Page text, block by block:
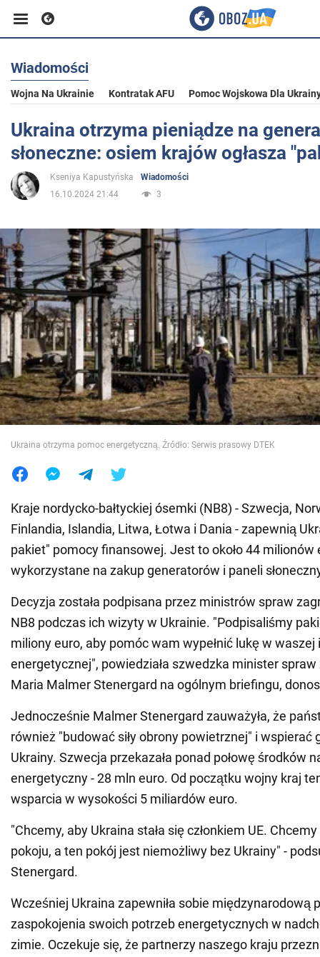
Biznes
Sport
Rozrywka
Polityka
Społeczeństwo
Wojna na Ukrainie
Świat
Jedzenie
Wiadomości
Wojna Na Ukrainie Kontratak AFU Pomoc Wojskowa Dla
Ukraina otrzyma pieniądze na
słoneczne: osiem krajów ogłasza
Kseniya Kapustyńska
Wiadomości
16.10.2024 21:44
3
Ukraina otrzyma pomoc energetyczną. Źródło: Serwis prasowy DTEK
Kraje nordycko-bałtyckiej ósemki (NB8) - Szwecja,
Finlandia, Islandia, Litwa, Łotwa i Dania - zapewnią
pakiet" pomocy finansowej. Jest to około 44 milionów
wykorzystane na zakup generatorów i paneli
Decyzja została podpisana przez ministrów spraw
NB8 podczas ich wizyty w Ukrainie. "Podpisaliśmy
miliony euro, aby pomóc wam wypełnić lukę w
energetycznej", powiedziała szwedzka minister
Maria Malmer Stenergard na ogólnym briefingu,
Jednocześnie Malmer Stenergard zauważyła, że
również "budować siły obrony powietrznej" i wspierać
Ukrainy. Szwecja przekazała ponad połowę środków
energetyczny - 28 mln euro. Od początku wojny kraj
wsparcia w wysokości 5 miliardów euro.
"Chcemy, aby Ukraina stała się członkiem UE.
pokoju, a ten pokój jest niemożliwy bez Ukrainy" -
Stenergard.
Wcześniej Ukraina zapewniła sobie międzynarodową
zaspokojenia swoich potrzeb energetycznych w
zimie. Oczekuje się, że partnerzy naszego kraju